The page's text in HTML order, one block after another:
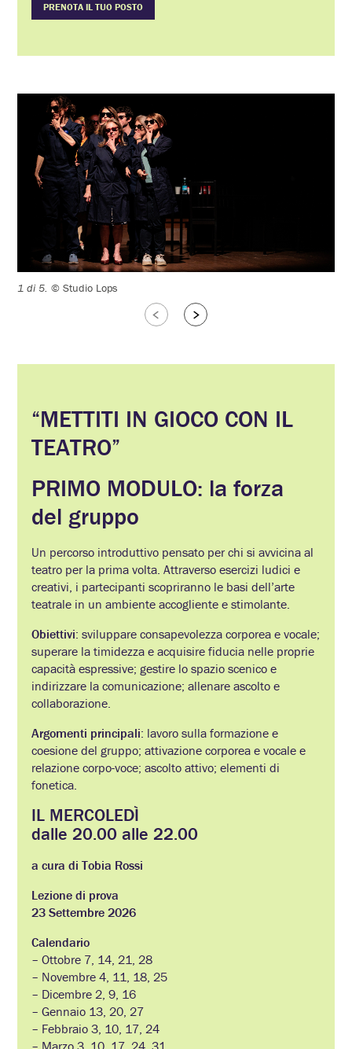
PRENOTA IL TUO POSTO
1 di 5.© Studio Lops
Slide
“METTITI IN GIOCO CON IL
TEATRO”
PRIMO MODULO: la forza
del gruppo
Un percorso introduttivo pensato per chi si avvicina al
teatro per la prima volta. Attraverso esercizi ludici e
creativi, i partecipanti scopriranno le basi dell’arte
teatrale in un ambiente accogliente e stimolante.
Obiettivi: sviluppare consapevolezza corporea e vocale;
superare la timidezza e acquisire fiducia nelle proprie
capacità espressive; gestire lo spazio scenico e
indirizzare la comunicazione; allenare ascolto e
collaborazione.
Argomenti principali: lavoro sulla formazione e
coesione del gruppo; attivazione corporea e vocale e
relazione corpo-voce; ascolto attivo; elementi di
fonetica.
IL MERCOLEDÌ
dalle 20.00 alle 22.00
a cura di Tobia Rossi
Lezione di prova
23 Settembre 2026
Calendario
– Ottobre 7, 14, 21, 28
– Novembre 4, 11, 18, 25
– Dicembre 2, 9, 16
– Gennaio 13, 20, 27
– Febbraio 3, 10, 17, 24